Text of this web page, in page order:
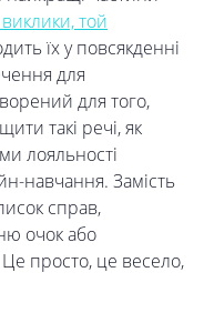
той
їх у повсякденні
для
для того,
такі речі, як
лояльності
навчання. Замість
справ,
очок або
Це просто, це весело,